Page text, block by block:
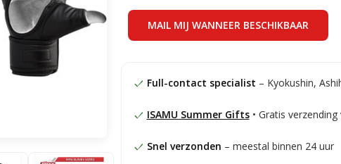
MAIL MIJ WANNEER BESCHIKBAAR
Full-contact specialist – Kyokushin,
ISAMU Summer Gifts• Gratis verzending
Snel verzonden – meestal binnen 24 uur